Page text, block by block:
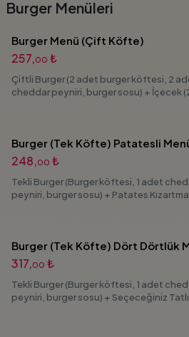
Burger Menüleri
Burger Menü (Çift Köfte)
257,00 ₺
Çiftli Burger (2 adet burger köftesi, 2
cheddar peyniri, burger sosu) + İçecek
Burger (Tek Köfte) Patatesli
248,00 ₺
Tekli Burger (Burger köftesi, 1 adet
peyniri, burger sosu) + Patates
Burger (Tek Köfte) Dört Dörtlük
317,00 ₺
Tekli Burger (Burger köftesi, 1 adet
peyniri, burger sosu) + Seçeceğiniz Tatlı +